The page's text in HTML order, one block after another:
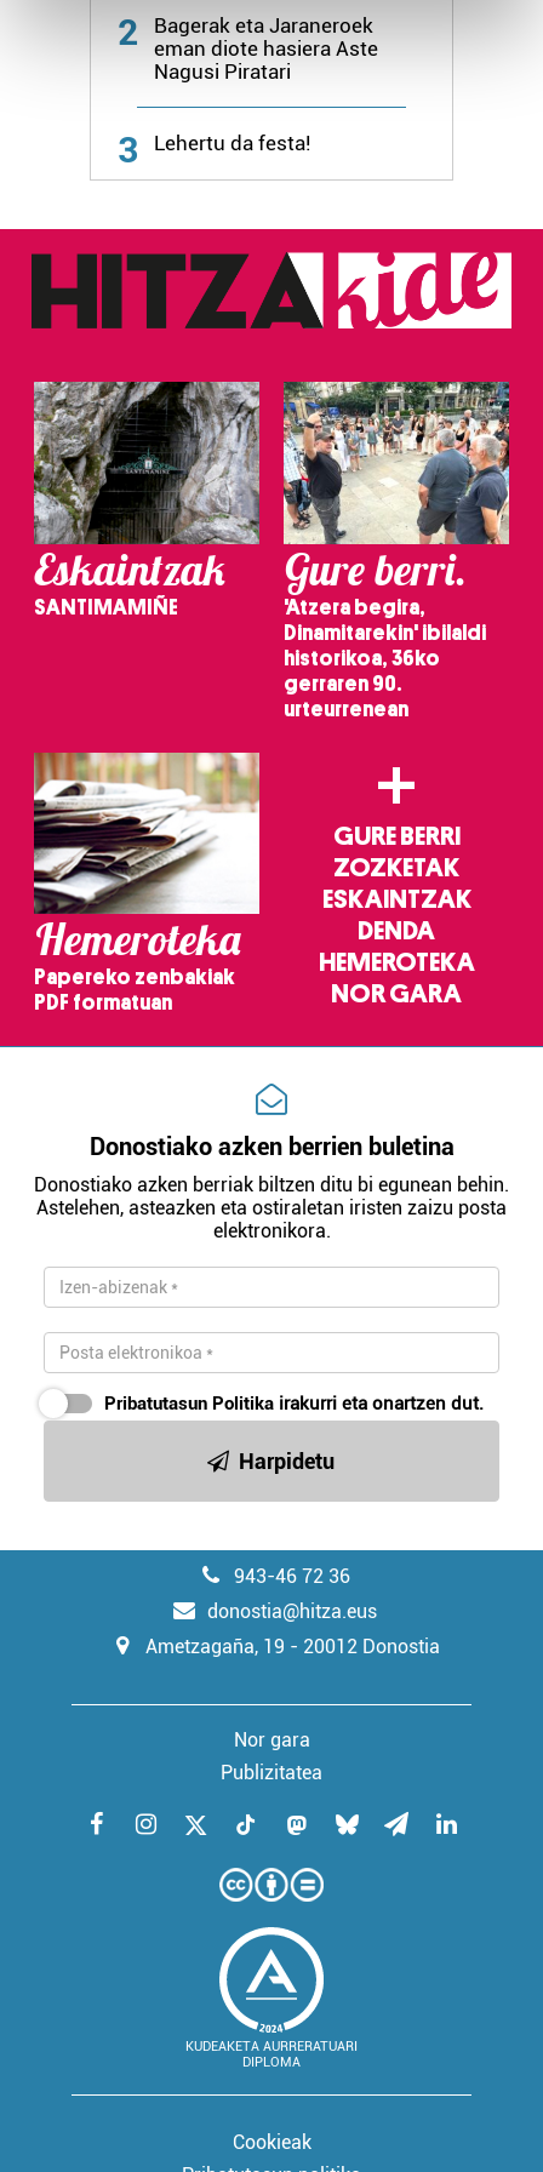
and set your preferences in thedetails section
teknologia erabiliz, cookieak adibidez, iragarki eta eduki
pertsonalizatuak eskaintzeko, iragarkiak eta edukia
erabiltzen dituen hauta dezakezu.
Bazkide batzuek ez dizute baimenik eskatzen, eta beren
bazkideen zerrenda, beren ustez zein helburutarako
duten interes legitimoa eta horren aurka nola egin
dezakezun ikusteko.
Lortu zure datu pertsonalak prozesatzeko moduari
buruzko informazio gehiago eta ezarri zure lehentasunak
datuen atalean. Edozein unetan alda edo ken dezakezu
zure baimena Cookieen adierazpenean.
Webgune honek cookie propioak eta hirugarrenen cookie-
fitxategiak erabiltzen ditu. Zure esperientzia eta
zerbitzuak hobetzeko asmoz, cookie teknologiaz
erabiltzeko baimen esplizitua ematen diguzu.
irakurri
2
Bagerak eta Jaraneroek
eman diote hasiera Aste
Nagusi Piratari
3 Lehertu da festa!
Eskaintzak
SANTIMAMIÑE
Gure berri.
'Atzera begira,
Dinamitarekin' ibilaldi
historikoa, 36ko
gerraren 90.
urteurrenean
Hemeroteka
Papereko zenbakiak
PDF formatuan
+
GURE BERRI
ZOZKETAK
ESKAINTZAK
DENDA
HEMEROTEKA
NOR GARA
Donostiako azken berrien buletina
Donostiako azken berriak biltzen ditu bi egunean behin.
Astelehen, asteazken eta ostiraletan iristen zaizu posta
elektronikora.
Pribatutasun Politika irakurri eta onartzen dut.
Harpidetu
943-46 72 36
donostia@hitza.eus
Ametzagaña, 19 - 20012 Donostia
Nor gara
Publizitatea
KUDEAKETA AURRERATUARI
DIPLOMA
Cookieak